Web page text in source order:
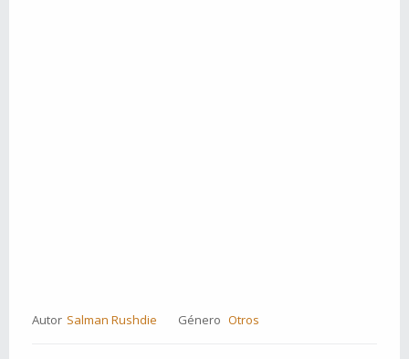
Autor Salman Rushdie Género Otros